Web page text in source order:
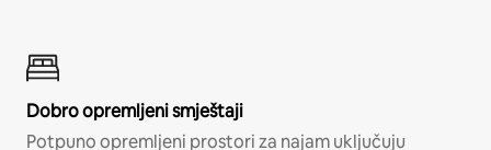
Dobro opremljeni smještaji
Potpuno opremljeni prostori za najam uključuju